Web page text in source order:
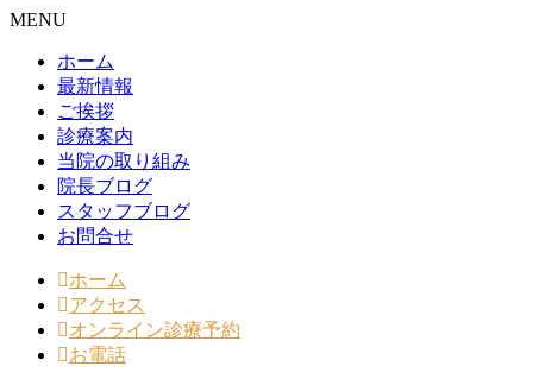
MENU
ホーム
最新情報
ご挨拶
診療案内
当院の取り組み
院長ブログ
スタッフブログ
お問合せ
ホーム
アクセス
オンライン診療予約
お電話